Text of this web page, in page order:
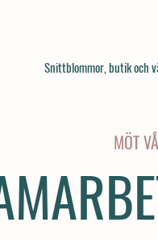
Snittblommor, butik och
MÖT